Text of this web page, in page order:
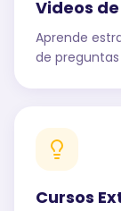
Videos
Aprende
de
Cursos